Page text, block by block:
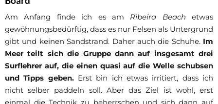
Am Anfang finde ich es am Ribeira Beach etwas
gewöhnungsbedürftig, dass es nur Felsen als Untergrund
gibt und keinen Sandstrand. Daher auch die Schuhe. Im
Meer teilt sich die Gruppe dann auf insgesamt drei
Surflehrer auf, die einen quasi auf die Welle schubsen
und Tipps geben.Erst bin ich etwas irritiert, dass ich
nicht selber paddeln soll. Aber das Ziel ist wohl, erst
einmal die Technik zu beherrschen und sich dann auf